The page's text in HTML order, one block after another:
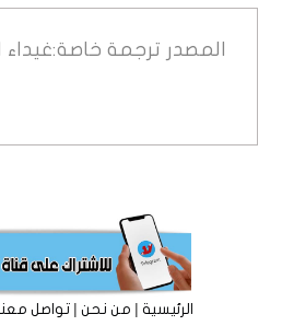
المصدر ترجمة خاصة:غيداء
الرئيسية|من نحن|تواصل